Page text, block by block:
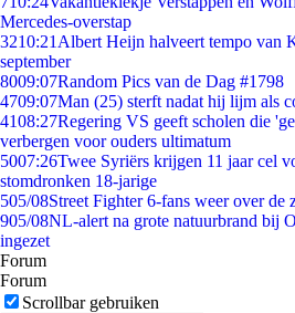
Mercedes-overstap
3210:21 Albert Heijn halveert tempo van
september
8009:07Random Pics van de Dag #1798
4709:07Man (25) sterft nadat hij lijm als
4108:27Regering VS geeft scholen die
verbergen voor ouders ultimatum
5007:26Twee Syriërs krijgen 11 jaar cel
stomdronken 18-jarige
505/08Street Fighter 6-fans weer over de
905/08NL-alert na grote natuurbrand bij
ingezet
Forum
Forum
Scrollbar gebruiken